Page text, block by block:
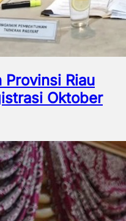
Provinsi Riau
Oktober